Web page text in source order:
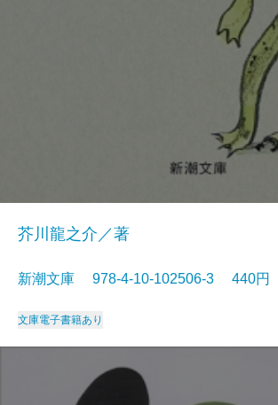
芥川龍之介／著
新潮文庫 978-4-10-102506-3 440円
文庫電子書籍あり